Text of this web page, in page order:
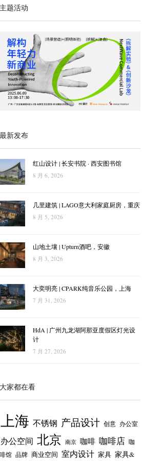
题活动
新发布
红山设计 | 长安书院 · 西安图书馆
8 月 6, 2026
几里建筑 | LAGO意大利家庭厨房，重庆
8 月 5, 2026
山地土壤 | Upturn酒吧，安徽
8 月 3, 2026
大奕明亮 | CPARK纯音乐公园，上海
7 月 31, 2026
HdA | 广州九龙湖阿那亚度假区灯光设
计
7 月 27, 2026
家都在看
上海 不锈钢 产品设计 创意 办公室
办公空间 北京 南京 咖啡 咖啡店 咖
馆 品牌 商业空间 室内设计 家具 家具&